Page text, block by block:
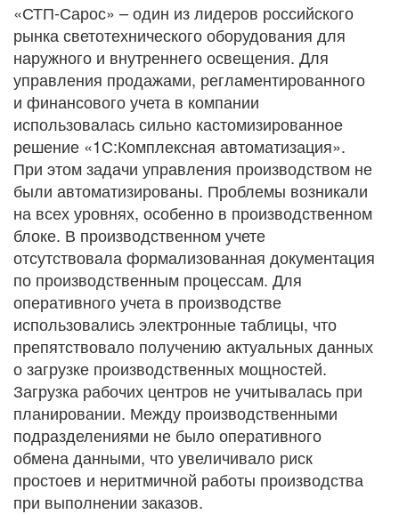
«СТП-Сарос» – один из лидеров российского
рынка светотехнического оборудования для
наружного и внутреннего освещения. Для
управления продажами, регламентированного
и финансового учета в компании
использовалась сильно кастомизированное
решение «1С:Комплексная автоматизация».
При этом задачи управления производством не
были автоматизированы. Проблемы возникали
на всех уровнях, особенно в производственном
блоке. В производственном учете
отсутствовала формализованная документация
по производственным процессам. Для
оперативного учета в производстве
использовались электронные таблицы, что
препятствовало получению актуальных данных
о загрузке производственных мощностей.
Загрузка рабочих центров не учитывалась при
планировании. Между производственными
подразделениями не было оперативного
обмена данными, что увеличивало риск
простоев и неритмичной работы производства
при выполнении заказов.